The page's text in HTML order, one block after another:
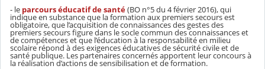
- le parcours éducatif de santé(BO n°5 du 4 février 2016), qui
indique en substance que la formation aux premiers secours est
obligatoire, que l’acquisition de connaissances des gestes des
premiers secours figure dans le socle commun des connaissances et
de compétences et que l’éducation à la responsabilité en milieu
scolaire répond à des exigences éducatives de sécurité civile et de
santé publique. Les partenaires concernés apportent leur concours à
la réalisation d’actions de sensibilisation et de formation.